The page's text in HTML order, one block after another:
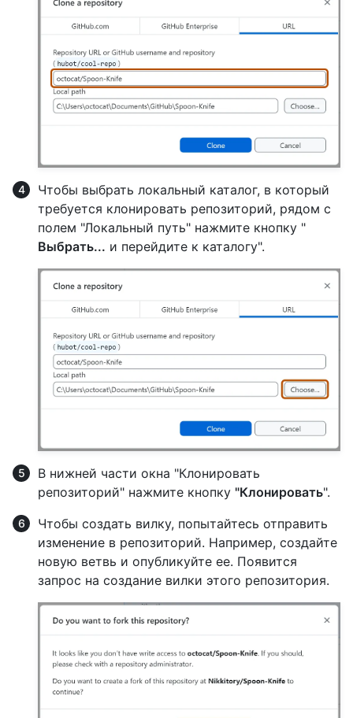
Чтобы выбрать локальный каталог, в который
требуется клонировать репозиторий, рядом с
полем "Локальный путь" нажмите кнопку "
Выбрать... и перейдите к каталогу".
В нижней части окна "Клонировать
репозиторий" нажмите кнопку "Клонировать".
Чтобы создать вилку, попытайтесь отправить
изменение в репозиторий. Например, создайте
новую ветвь и опубликуйте ее. Появится
запрос на создание вилки этого репозитория.